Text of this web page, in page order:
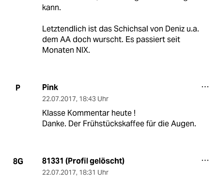
kann.
Letztendlich ist das Schichsal von Deniz u.a.
dem AA doch wurscht. Es passiert seit
Monaten NIX.
P Pink
22.07.2017, 18:43 Uhr
Klasse Kommentar heute !
Danke. Der Frühstückskaffee für die Augen.
8G 81331 (Profil gelöscht)
22.07.2017, 18:31 Uhr